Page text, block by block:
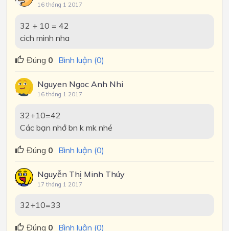
16 tháng 1 2017
32 + 10 = 42
cich minh nha
Đúng 0 Bình luận (0)
Nguyen Ngoc Anh Nhi
16 tháng 1 2017
32+10=42
Các bạn nhớ bn k mk nhé
Đúng 0 Bình luận (0)
Nguyễn Thị Minh Thúy
17 tháng 1 2017
32+10=33
Đúng 0 Bình luận (0)